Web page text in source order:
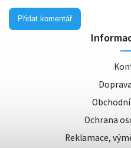
Přidat komentář
Ochrana
Reklamace,